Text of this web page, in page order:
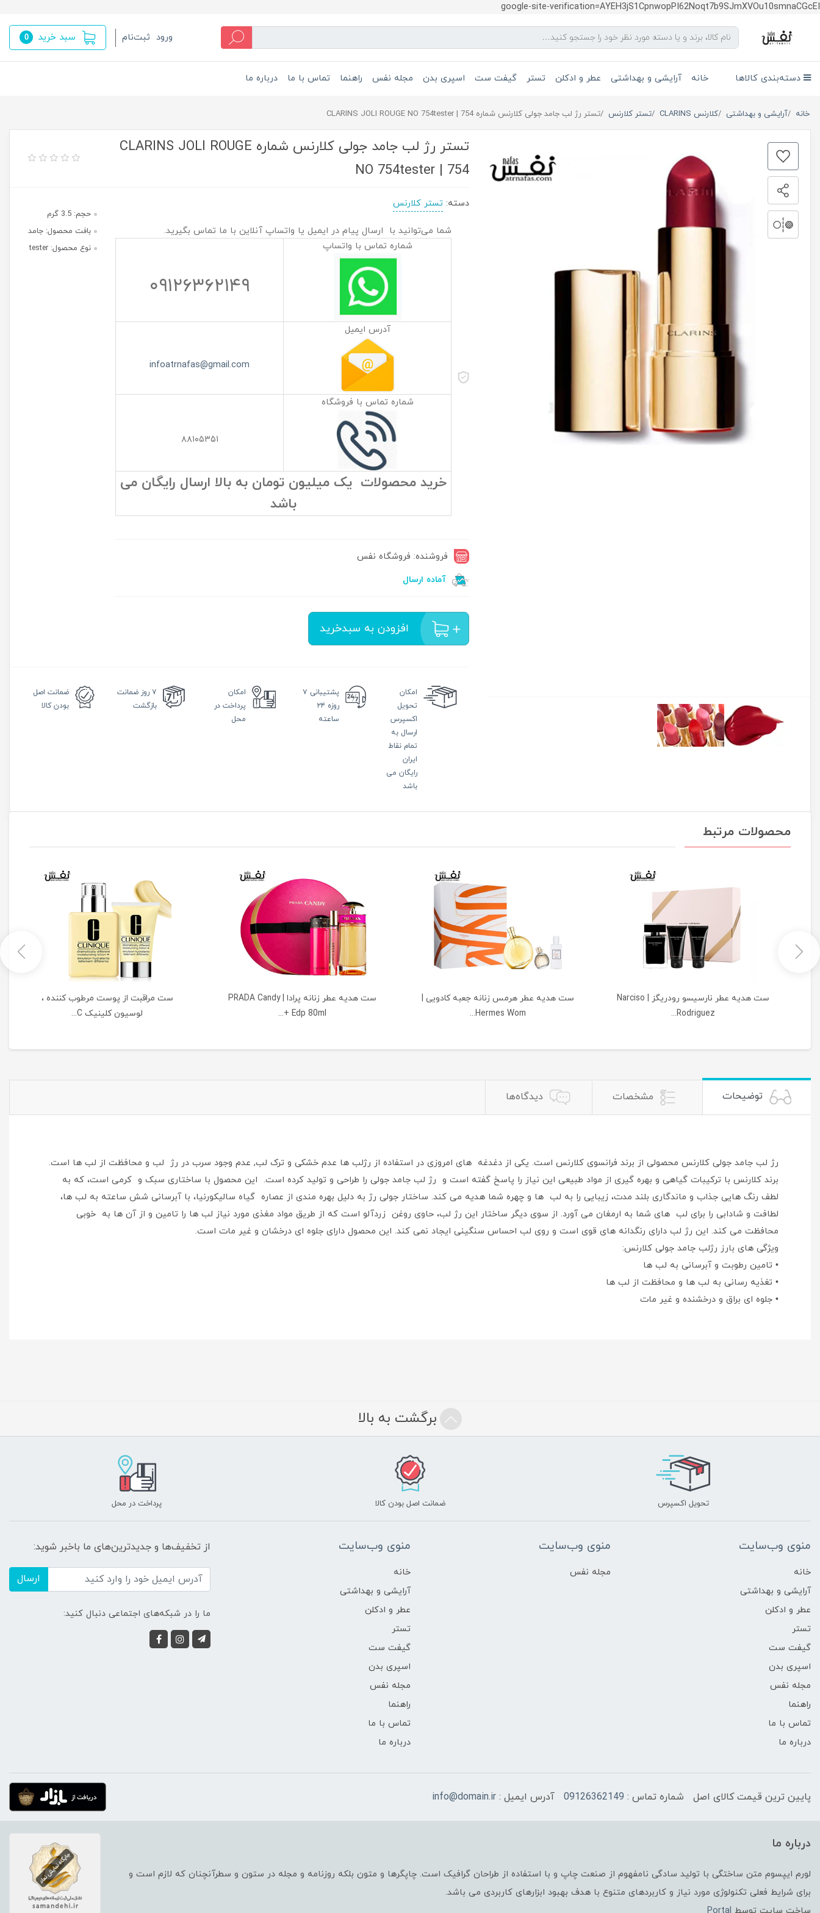
google-site-verification=AYEH3jS1CpnwopPI62Noqt7b9SJmXVOu10smnaCGcEI
ورود ثبت‌نام سبد خرید 0
دسته‌بندی کالاها خانه آرایشی و بهداشتی عطر و ادکلن تستر گیفت ست اسپری بدن مجله نفس راهنما تماس با ما درباره ما
خانه آرایشی و بهداشتی کلارنس CLARINS تستر کلارنس تستر رژ لب جامد جولی کلارنس شماره CLARINS JOLI ROUGE NO 754tester | 754
تستر رژ لب جامد جولی کلارنس شماره CLARINS JOLI ROUGE
NO 754tester | 754
دسته:تستر کلارنس
شما می‌توانید با ارسال پیام در ایمیل یا واتساپ آنلاین با ما تماس بگیرید.
شماره تماس با واتساپ
۰۹۱۲۶۳۶۲۱۴۹
آدرس ایمیل
infoatrnafas@gmail.com
شماره تماس با فروشگاه
۸۸۱۰۵۳۵۱
خرید محصولات یک میلیون تومان به بالا ارسال رایگان می
باشد
فروشنده: فروشگاه نفس
آماده ارسال
افزودن به سبدخرید
حجم: 3.5 گرم
بافت محصول: جامد
نوع محصول: tester
امکان
تحویل
اکسپرس
ارسال به
تمام نقاط
ایران
رایگان می
باشد
پشتیبانی ۷
روزه ۲۴
ساعته
امکان
پرداخت در
محل
۷ روز
ضمانت
بازگشت
ضمانت اصل
بودن کالا
محصولات مرتبط
ست هدیه عطر نارسیسو رودریگز | Narciso
Rodriguez...
ست هدیه عطر هرمس زنانه جعبه کادویی |
Hermes Wom...
ست هدیه عطر زنانه پرادا | PRADA Candy
Edp 80ml +...
ست مراقبت از پوست مرطوب کننده ،
لوسیون کلینیک C...
توضیحات مشخصات دیدگاه‌ها
رژ لب جامد جولی کلارنس محصولی از برند فرانسوی کلارنس است. یکی از دغدغه های امروزی در استفاده از رژلب ها عدم خشکی و ترک لب, عدم وجود سرب در رژ لب و محافظت از لب ها است.
برند کلارنس با ترکیبات گیاهی و بهره گیری از مواد طبیعی این نیاز را پاسخ گفته است و رژ لب جامد جولی را طراحی و تولید کرده است. این محصول با ساختاری سبک و کرمی است، که به
لطف رنگ هایی جذاب و ماندگاری بلند مدت، زیبایی را به لب ها و چهره شما هدیه می کند. ساختار جولی رژ به دلیل بهره مندی از عصاره گیاه سالیکورنیا، با آبرسانی شش ساعته به لب ها،
لطافت و شادابی را برای لب های شما به ارمغان می آورد. از سوی دیگر ساختار این رژ لب، حاوی روغن زردآلو است که از طریق مواد مغذی مورد نیاز لب ها را تامین و از آن ها به خوبی
محافظت می کند. این رژ لب دارای رنگدانه های قوی است و روی لب احساس سنگینی ایجاد نمی کند. این محصول دارای جلوه ای درخشان و غیر مات است.
ویژگی های بارز رژلب جامد جولی کلارنس:
• تامین رطوبت و آبرسانی به لب ها
• تغذیه رسانی به لب ها و محافظت از لب ها
• جلوه ای براق و درخشنده و غیر مات
برگشت به بالا
تحویل اکسپرس ضمانت اصل بودن کالا پرداخت در محل
منوی وب‌سایت
خانه
آرایشی و بهداشتی
عطر و ادکلن
تستر
گیفت ست
اسپری بدن
مجله نفس
راهنما
تماس با ما
درباره ما
منوی وب‌سایت
مجله نفس
منوی وب‌سایت
خانه
آرایشی و بهداشتی
عطر و ادکلن
تستر
گیفت ست
اسپری بدن
مجله نفس
راهنما
تماس با ما
درباره ما
از تخفیف‌ها و جدیدترین‌های ما باخبر شوید:
ارسال
ما را در شبکه‌های اجتماعی دنبال کنید:
پایین ترین قیمت کالای اصل شماره تماس : 09126362149 آدرس ایمیل : info@domain.ir
درباره ما
لورم ایپسوم متن ساختگی با تولید سادگی نامفهوم از صنعت چاپ و با استفاده از طراحان گرافیک است. چاپگرها و متون بلکه روزنامه و مجله در ستون و سطرآنچنان که لازم است و
برای شرایط فعلی تکنولوژی مورد نیاز و کاربردهای متنوع با هدف بهبود ابزارهای کاربردی می باشد.